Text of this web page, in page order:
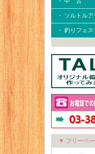
・ ソルトルア
・ 釣りフェ
▼ フリーペ